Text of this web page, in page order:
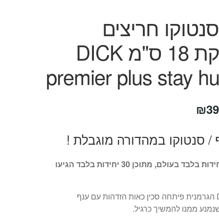
חריצים
מחוזקת 18 ס"מ DICK
premier plus stay
₪
הוא:
₪390.
/ סנטוקו במהדורה מוגבלת !
יוצרו 500 יחידות בלבד בעולם, מתוכן 30 יחידות בלבד הגיעו
חברת DICK הגרמנית פיתחה סכין כאות הזדהות עם ענף
ממנו להמשיך כרגיל.